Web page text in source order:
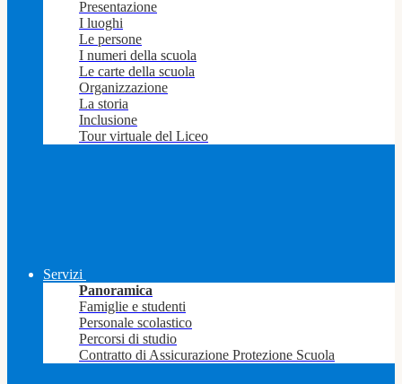
Presentazione
I luoghi
Le persone
I numeri della scuola
Le carte della scuola
Organizzazione
La storia
Inclusione
Tour virtuale del Liceo
Servizi
Panoramica
Famiglie e studenti
Personale scolastico
Percorsi di studio
Contratto di Assicurazione Protezione Scuola